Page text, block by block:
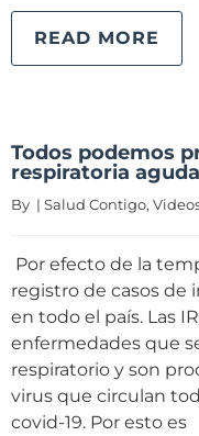
READ MORE
Todos podemos
respiratoria
By | Salud Contigo,
Por efecto de la
registro de casos de
en todo el país. Las
enfermedades que
respiratorio y son
virus que circulan
covid-19. Por esto es